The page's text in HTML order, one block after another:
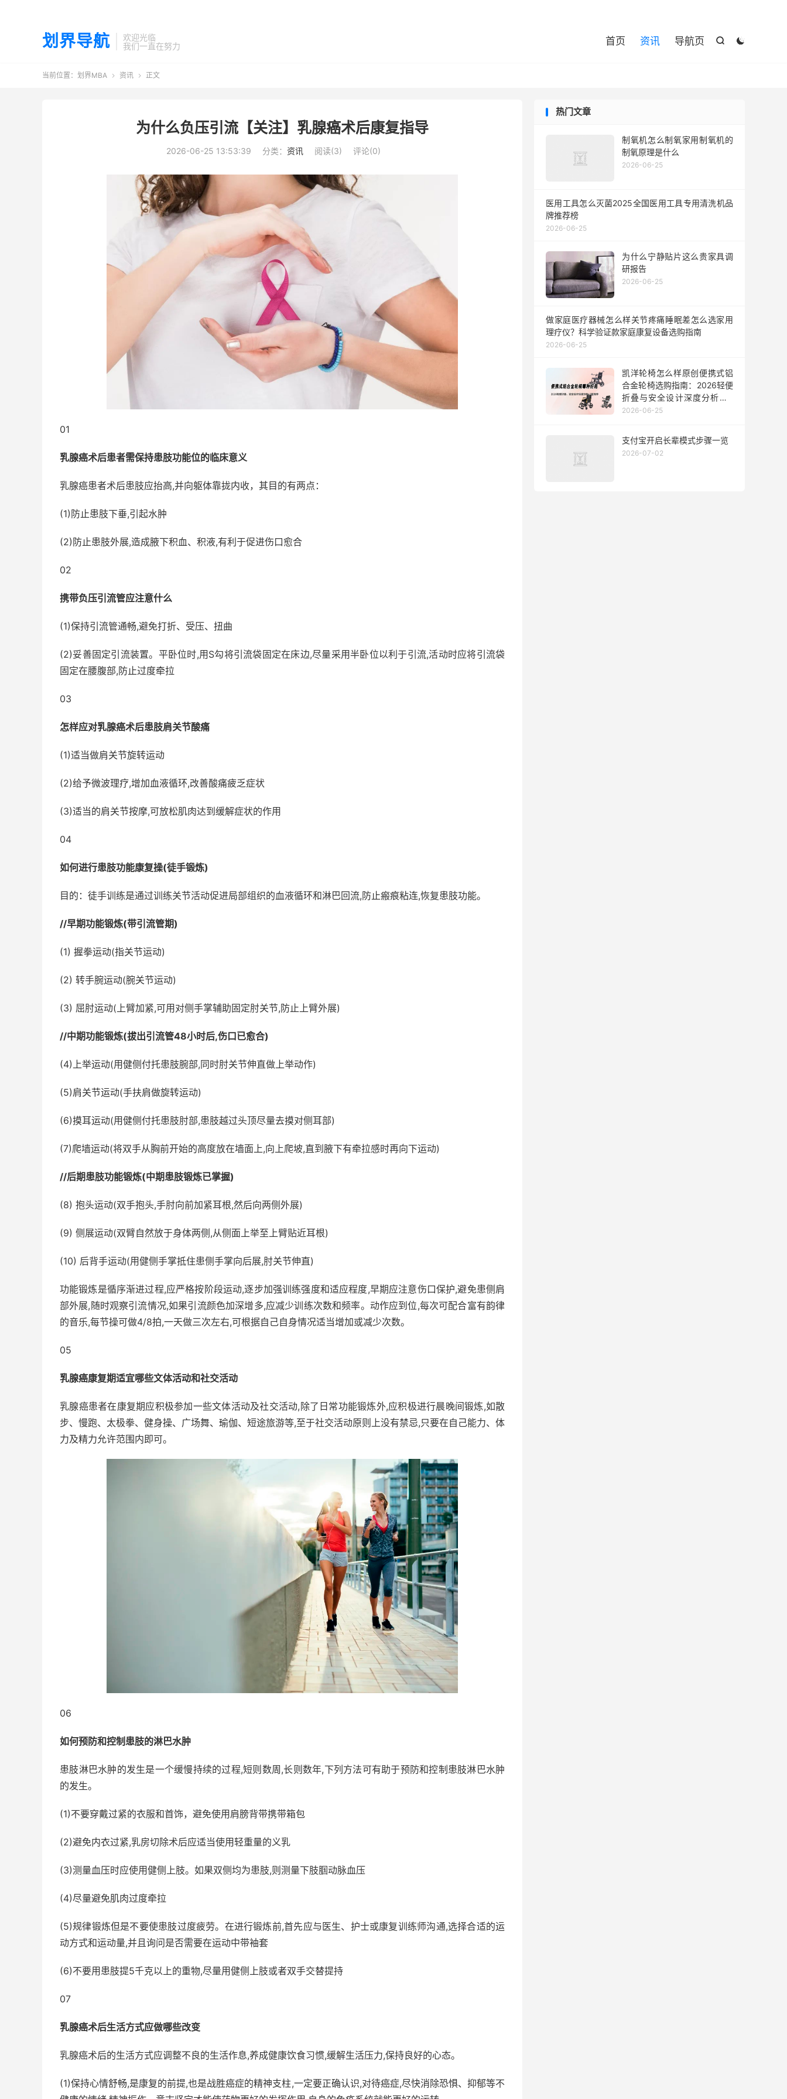
划界导航
欢迎光临
我们一直在努力


首页 资讯 导航页
当前位置： 划界MBA  资讯  正文
为什么负压引流【关注】乳腺癌术后康复指导
2026-06-25 13:53:39 分类： 资讯 阅读(3) 评论(0)
01
乳腺癌术后患者需保持患肢功能位的临床意义
乳腺癌患者术后患肢应抬高,并向躯体靠拢内收，其目的有两点：
(1)防止患肢下垂,引起水肿
(2)防止患肢外展,造成腋下积血、积液,有利于促进伤口愈合
02
携带负压引流管应注意什么
(1)保持引流管通畅,避免打折、受压、扭曲
(2)妥善固定引流装置。平卧位时,用S勾将引流袋固定在床边,尽量采用半卧位以利于引流,活动时应将引流袋
固定在腰腹部,防止过度牵拉
03
怎样应对乳腺癌术后患肢肩关节酸痛
(1)适当做肩关节旋转运动
(2)给予微波理疗,增加血液循环,改善酸痛疲乏症状
(3)适当的肩关节按摩,可放松肌肉达到缓解症状的作用
04
如何进行患肢功能康复操(徒手锻炼)
目的：徒手训练是通过训练关节活动促进局部组织的血液循环和淋巴回流,防止瘢痕粘连,恢复患肢功能。
//早期功能锻炼(带引流管期)
(1) 握拳运动(指关节运动)
(2) 转手腕运动(腕关节运动)
(3) 屈肘运动(上臂加紧,可用对侧手掌辅助固定肘关节,防止上臂外展)
//中期功能锻炼(拔出引流管48小时后,伤口已愈合)
(4)上举运动(用健侧付托患肢腕部,同时肘关节伸直做上举动作)
(5)肩关节运动(手扶肩做旋转运动)
(6)摸耳运动(用健侧付托患肢肘部,患肢越过头顶尽量去摸对侧耳部)
(7)爬墙运动(将双手从胸前开始的高度放在墙面上,向上爬坡,直到腋下有牵拉感时再向下运动)
//后期患肢功能锻炼(中期患肢锻炼已掌握)
(8) 抱头运动(双手抱头,手肘向前加紧耳根,然后向两侧外展)
(9) 侧展运动(双臂自然放于身体两侧,从侧面上举至上臂贴近耳根)
(10) 后背手运动(用健侧手掌抵住患侧手掌向后展,肘关节伸直)
功能锻炼是循序渐进过程,应严格按阶段运动,逐步加强训练强度和适应程度,早期应注意伤口保护,避免患侧肩
部外展,随时观察引流情况,如果引流颜色加深增多,应减少训练次数和频率。动作应到位,每次可配合富有韵律
的音乐,每节操可做4/8拍,一天做三次左右,可根据自己自身情况适当增加或减少次数。
05
乳腺癌康复期适宜哪些文体活动和社交活动
乳腺癌患者在康复期应积极参加一些文体活动及社交活动,除了日常功能锻炼外,应积极进行晨晚间锻炼,如散
步、慢跑、太极拳、健身操、广场舞、瑜伽、短途旅游等,至于社交活动原则上没有禁忌,只要在自己能力、体
力及精力允许范围内即可。
06
如何预防和控制患肢的淋巴水肿
患肢淋巴水肿的发生是一个缓慢持续的过程,短则数周,长则数年,下列方法可有助于预防和控制患肢淋巴水肿
的发生。
(1)不要穿戴过紧的衣服和首饰，避免使用肩膀背带携带箱包
(2)避免内衣过紧,乳房切除术后应适当使用轻重量的义乳
(3)测量血压时应使用健侧上肢。如果双侧均为患肢,则测量下肢腘动脉血压
(4)尽量避免肌肉过度牵拉
(5)规律锻炼但是不要使患肢过度疲劳。在进行锻炼前,首先应与医生、护士或康复训练师沟通,选择合适的运
动方式和运动量,并且询问是否需要在运动中带袖套
(6)不要用患肢提5千克以上的重物,尽量用健侧上肢或者双手交替提持
07
乳腺癌术后生活方式应做哪些改变
乳腺癌术后的生活方式应调整不良的生活作息,养成健康饮食习惯,缓解生活压力,保持良好的心态。
(1)保持心情舒畅,是康复的前提,也是战胜癌症的精神支柱,一定要正确认识,对待癌症,尽快消除恐惧、抑郁等不
热门文章
制氧机怎么制氧家用制氧机的
制氧原理是什么
2026-06-25
医用工具怎么灭菌2025全国医用工具专用清洗机品
牌推荐榜
2026-06-25
为什么宁静贴片这么贵家具调
研报告
2026-06-25
做家庭医疗器械怎么样关节疼痛睡眠差怎么选家用
理疗仪？科学验证款家庭康复设备选购指南
2026-06-25
凯洋轮椅怎么样原创便携式铝
合金轮椅选购指南：2026轻便
折叠与安全设计深度分析及3
款推荐
2026-06-25
支付宝开启长辈模式步骤一览
2026-07-02